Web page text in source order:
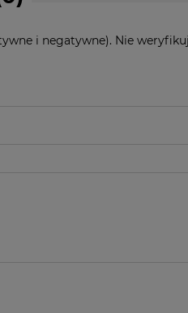
i negatywne). Nie